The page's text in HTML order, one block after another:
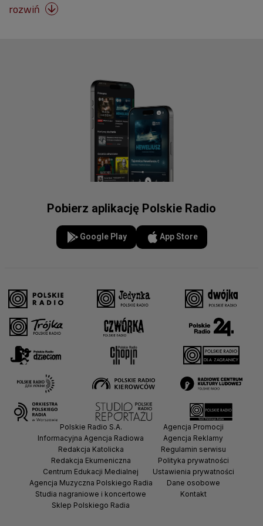
rozwiń 
Pobierz aplikację Polskie Radio
Google Play App Store
Polskie Radio S.A.
Informacyjna Agencja Radiowa
Redakcja Katolicka
Redakcja Ekumeniczna
Centrum Edukacji Medialnej
Agencja Muzyczna Polskiego Radia
Studia nagraniowe i koncertowe
Sklep Polskiego Radia
Agencja Promocji
Agencja Reklamy
Regulamin serwisu
Polityka prywatności
Ustawienia prywatności
Dane osobowe
Kontakt